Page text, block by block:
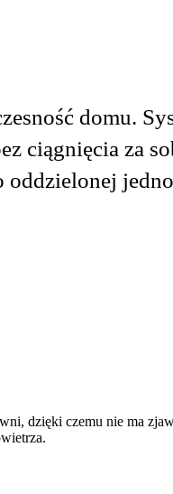
domu.
ciągnięcia za
dzięki czemu nie ma